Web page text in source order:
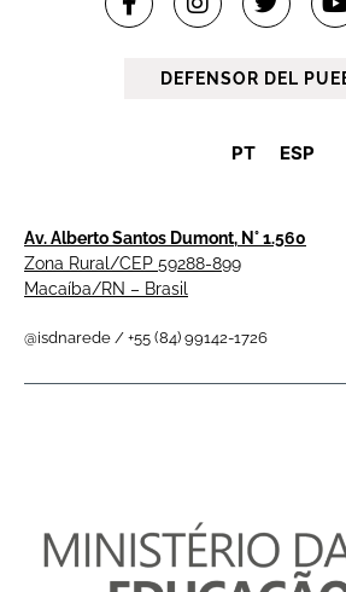
DEFENSOR DEL
PT ESP
Av. Alberto Santos Dumont, N° 1.560
Zona Rural/CEP 59288-899
Macaíba/RN – Brasil
@isdnarede / +55 (84) 99142-1726